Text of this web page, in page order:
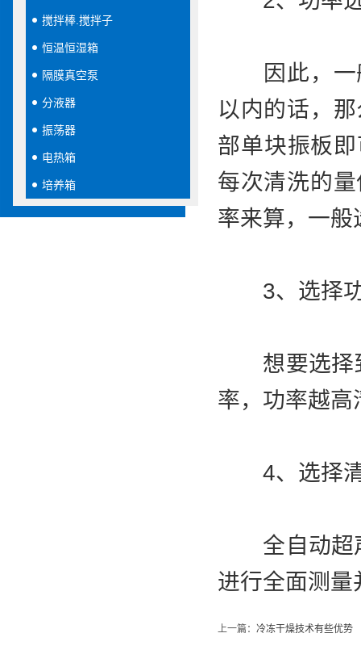
搅拌棒.搅拌子
恒温恒湿箱
隔膜真空泵
分液器
振荡器
电热箱
培养箱
因此，一般
以内的话，
部单块振板
每次清洗的
率来算，一
3、选择
想要选择到
率，功率越
4、选择清
全自动超声
进行全面测
上一篇： 冷冻干燥技术有些优势